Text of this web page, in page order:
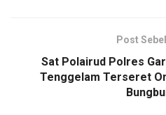
Post
Sat Polairud Polres
Tenggelam Terseret